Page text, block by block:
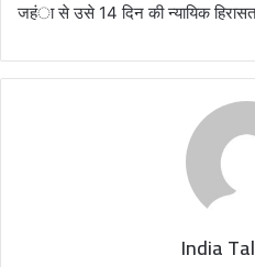
जहंा से उसे 14 दिन की न्यायिक
India